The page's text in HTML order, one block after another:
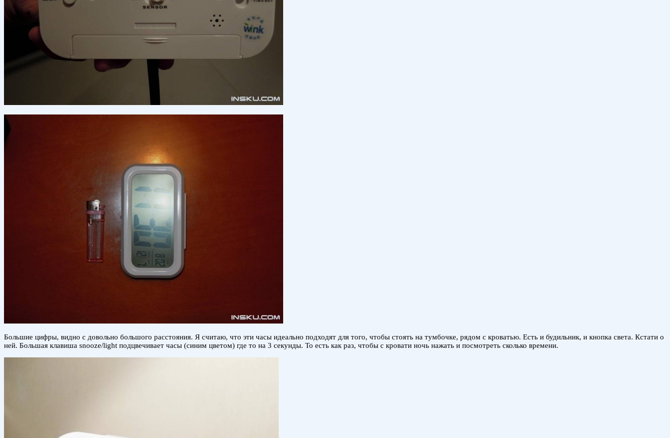
Большие цифры, видно с довольно большого расстояния. Я считаю, что эти часы идеально подходят для того, чтобы стоять на тумбочке, рядом с кроватью. Есть и будильник, и кнопка света. Кстати о
ней. Большая клавиша snooze/light подцвечивает часы (синим цветом) где то на 3 секунды. То есть как раз, чтобы с кровати ночь нажать и посмотреть сколько времени.